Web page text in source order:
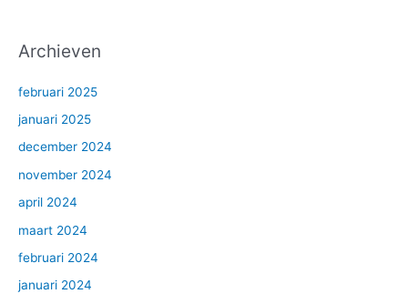
Archieven
februari 2025
januari 2025
december 2024
november 2024
april 2024
maart 2024
februari 2024
januari 2024